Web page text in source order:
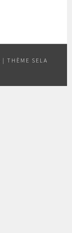
| THÈME SELA